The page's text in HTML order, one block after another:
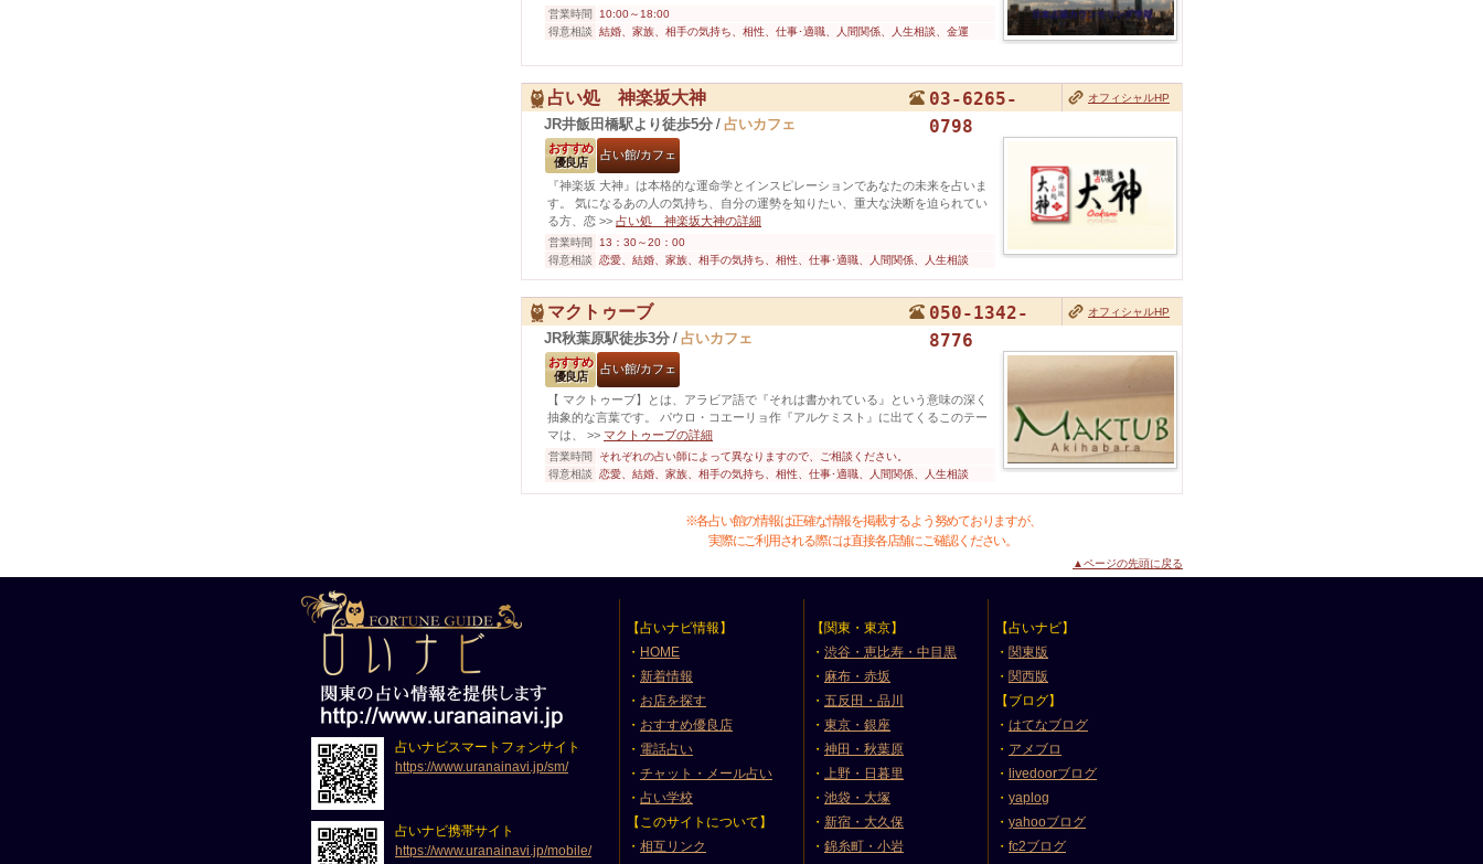
営業時間
10:00～18:00
得意相談
結婚、家族、相手の気持ち、相性、仕事･適職、人間関係、人生相談、金運
占い処 神楽坂大神
03-6265-
0798
オフィシャルHP
JR井飯田橋駅より徒歩5分 / 占いカフェ
おすすめ
優良店
占い館/カフェ
『神楽坂 大神』は本格的な運命学とインスピレーションであなたの未来を占いま
す。 気になるあの人の気持ち、自分の運勢を知りたい、重大な決断を迫られてい
る方、恋 >> 占い処 神楽坂大神の詳細
営業時間
13：30～20：00
得意相談
恋愛、結婚、家族、相手の気持ち、相性、仕事･適職、人間関係、人生相談
マクトゥーブ
050-1342-
8776
オフィシャルHP
JR秋葉原駅徒歩3分 / 占いカフェ
おすすめ
優良店
占い館/カフェ
【 マクトゥーブ】とは、アラビア語で『それは書かれている』という意味の深く
抽象的な言葉です。 パウロ・コエーリョ作『アルケミスト』に出てくるこのテー
マは、
>> マクトゥーブの詳細
営業時間
それぞれの占い師によって異なりますので、ご相談ください。
得意相談
恋愛、結婚、家族、相手の気持ち、相性、仕事･適職、人間関係、人生相談
※各占い館の情報は正確な情報を掲載するよう努めておりますが、
実際にご利用される際には直接各店舗にご確認ください。
▲ページの先頭に戻る
占いナビスマートフォンサイト
https://www.uranainavi.jp/sm/
占いナビ携帯サイト
https://www.uranainavi.jp/mobile/
【占いナビ情報】
・ HOME
・ 新着情報
・ お店を探す
・ おすすめ優良店
・ 電話占い
・ チャット・メール占い
・ 占い学校
【このサイトについて】
・ 相互リンク
【関東・東京】
・ 渋谷・恵比寿・中目黒
・ 麻布・赤坂
・ 五反田・品川
・ 東京・銀座
・ 神田・秋葉原
・ 上野・日暮里
・ 池袋・大塚
・ 新宿・大久保
・ 錦糸町・小岩
【占いナビ】
・ 関東版
・ 関西版
【ブログ】
・ はてなブログ
・ アメブロ
・ livedoorブログ
・ yaplog
・ yahooブログ
・ fc2ブログ